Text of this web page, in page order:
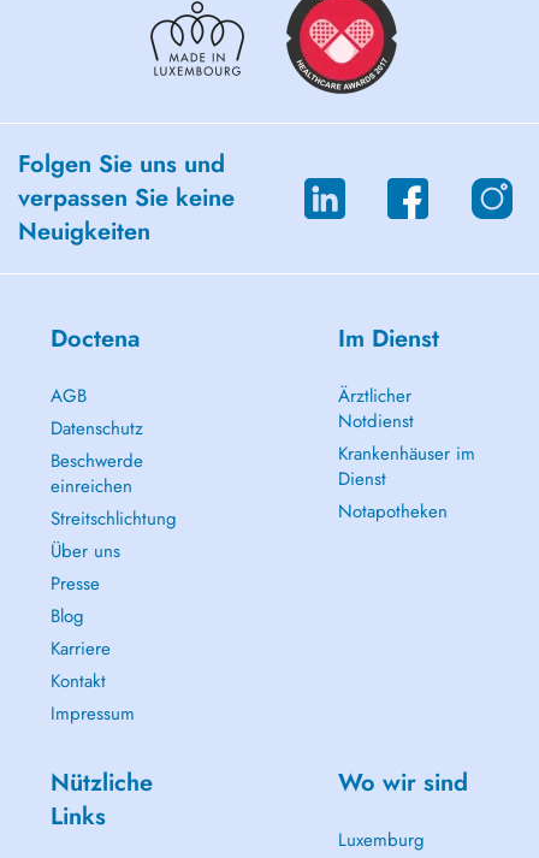
Folgen Sie uns und
verpassen Sie keine
Neuigkeiten
Doctena
AGB
Datenschutz
Beschwerde
einreichen
Streitschlichtung
Über uns
Presse
Blog
Karriere
Kontakt
Impressum
Im Dienst
Ärztlicher
Notdienst
Krankenhäuser im
Dienst
Notapotheken
Nützliche
Links
Wo wir sind
Luxemburg